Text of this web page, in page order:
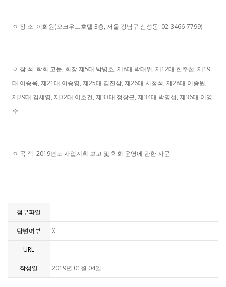
ㅇ 장 소: 이화원(오크우드호텔 3층, 서울 강남구 삼성동: 02-3466-7799)
ㅇ 참 석: 학회 고문, 회장 제5대 박병호, 제8대 박대위, 제12대 한주섭, 제19
대 이승욱, 제21대 이승영, 제25대 김진삼, 제26대 서청석, 제28대 이종원,
제29대 김세영, 제32대 이호건, 제33대 정창근, 제34대 박명섭, 제36대 이영
수
ㅇ 목 적: 2019년도 사업계획 보고 및 학회 운영에 관한 자문
첨부파일
답변여부 X
URL
작성일 2019년 01월 04일